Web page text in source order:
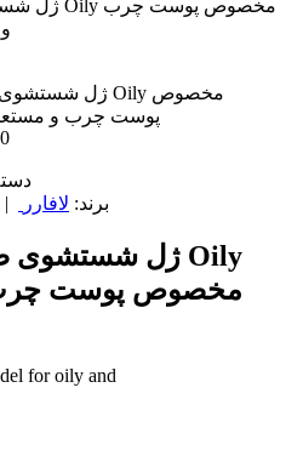
برند: لافارر |
مخصوص پوست چرب
for oily and